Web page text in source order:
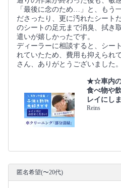
「最後に念のため…」と、もう
ださったり、更に汚れたシート
のシートの足元まで消臭、拭き
遣いが嬉しかったです。
ディーラーに相談すると、シー
れていたため、費用も抑えられ
さん、ありがとうございました。
★☆車内の
食べ物や
レイにし
Reins
匿名希望(〜20代)